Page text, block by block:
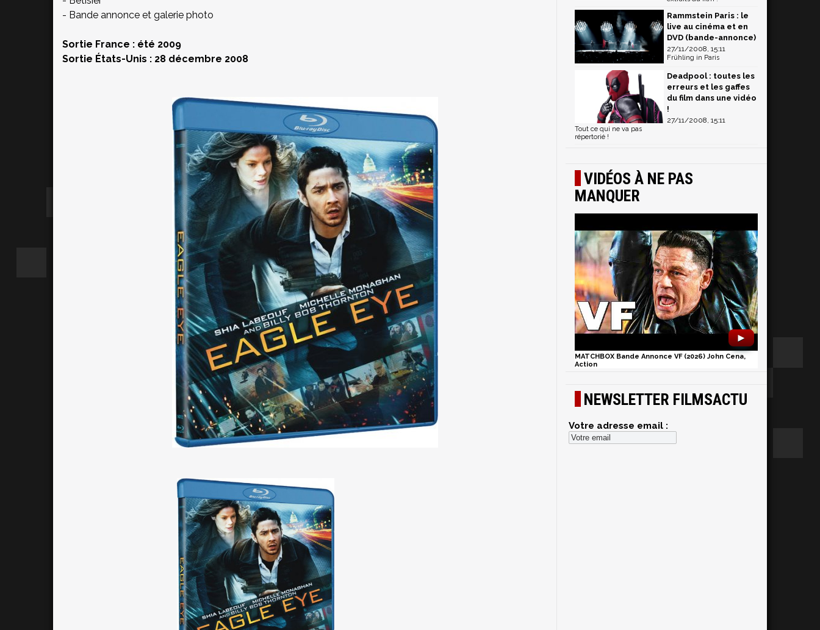
- Bande annonce et galerie photo
Sortie France : été 2009
Sortie États-Unis : 28 décembre 2008
Rammstein Paris : le
live au cinéma et en
DVD (bande-annonce)
27/11/2008, 15:11
Frühling in Paris
Deadpool : toutes les
erreurs et les gaffes
du film dans une vidéo
!
27/11/2008, 15:11
Tout ce qui ne va pas
répertorié !
VIDÉOS À NE PAS
MANQUER
►
MATCHBOX Bande Annonce VF (2026) John Cena,
Action
NEWSLETTER FILMSACTU
Votre adresse email :